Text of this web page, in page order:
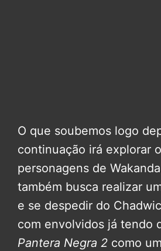
O que soubemos logo
continuação irá explorar
personagens de
também busca realizar
e se despedir do
com envolvidos já tendo
Pantera Negra 2 como